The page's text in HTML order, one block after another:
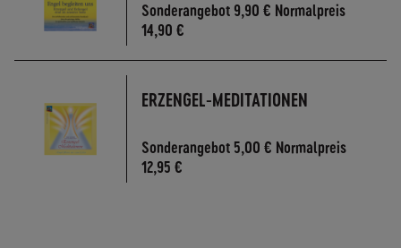
Sonderangebot 9,90 € Normalpreis
14,90 €
ERZENGEL-MEDITATIONEN
Sonderangebot 5,00 € Normalpreis
12,95 €